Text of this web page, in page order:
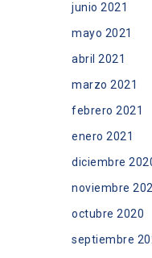
junio 2021
mayo 2021
abril 2021
marzo 2021
febrero 2021
enero 2021
diciembre
noviembre
octubre 2020
septiembre